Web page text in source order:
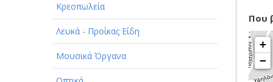
Κρεοπωλεία
Λευκά - Προίκας Είδη
Μουσικά Όργανα
Που
+
−